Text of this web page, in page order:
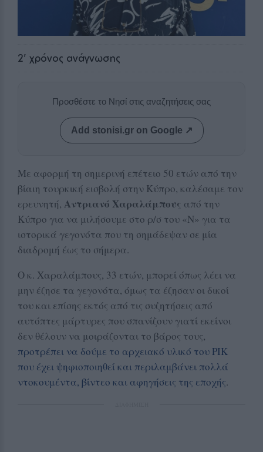
2' χρόνος ανάγνωσης
Προσθέστε το Νησί στις αναζητήσεις σας
Add stonisi.gr on Google ↗
Με αφορμή τη σημερινή επέτειο 50 ετών από την
βίαιη τουρκική εισβολή στην Κύπρο, καλέσαμε τον
ερευνητή, Αντριανό Χαραλάμπους από την
Κύπρο για να μιλήσουμε στο ρ/σ του «Ν» για τα
ιστορικά γεγονότα που τη σημάδεψαν σε μία
διαδρομή έως το σήμερα.
Ο κ. Χαραλάμπους, 33 ετών, μπορεί όπως λέει να
μην έζησε τα γεγονότα, όμως τα έζησαν οι δικοί
του και επίσης εκτός από τις συζητήσεις από
αυτόπτες μάρτυρες που σπανίζουν γιατί εκείνοι
δεν θέλουν να μοιράζονται το βάρος τους,
προτρέπει να δούμε το αρχειακό υλικό του ΡΙΚ
που έχει ψηφιοποιηθεί και περιλαμβάνει πολλά
ντοκουμέντα, βίντεο και αφηγήσεις της εποχής.